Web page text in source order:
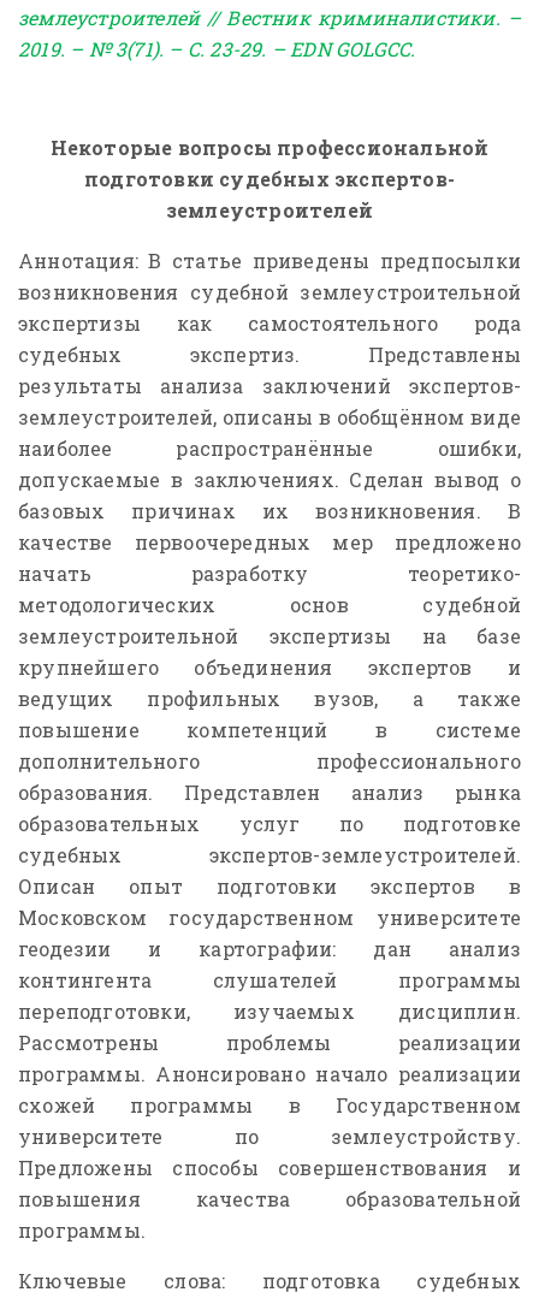
землеустроителей // Вестник криминалистики. –
2019. – № 3(71). – С. 23-29. – EDN GOLGCC.
Некоторые вопросы профессиональной
подготовки судебных экспертов-
землеустроителей
Аннотация: В статье приведены предпосылки
возникновения судебной землеустроительной
экспертизы как самостоятельного рода
судебных экспертиз. Представлены
результаты анализа заключений экспертов-
землеустроителей, описаны в обобщённом виде
наиболее распространённые ошибки,
допускаемые в заключениях. Сделан вывод о
базовых причинах их возникновения. В
качестве первоочередных мер предложено
начать разработку теоретико-
методологических основ судебной
землеустроительной экспертизы на базе
крупнейшего объединения экспертов и
ведущих профильных вузов, а также
повышение компетенций в системе
дополнительного профессионального
образования. Представлен анализ рынка
образовательных услуг по подготовке
судебных экспертов-землеустроителей.
Описан опыт подготовки экспертов в
Московском государственном университете
геодезии и картографии: дан анализ
контингента слушателей программы
переподготовки, изучаемых дисциплин.
Рассмотрены проблемы реализации
программы. Анонсировано начало реализации
схожей программы в Государственном
университете по землеустройству.
Предложены способы совершенствования и
повышения качества образовательной
программы.
Ключевые слова: подготовка судебных
1. Процесс производства судебной
землеустроительной экспертизы:
подготовительные работы
В статье отмечена необходимость
правильной организации процесса
проведения судебной землеустроительной
Методика